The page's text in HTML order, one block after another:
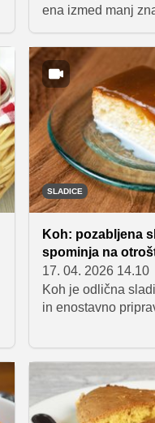
ena izmed manj
pit. Pripravljena je
sestavin, ki jih ima
gospodinjstev
okus pa navdušuje
nežnostjo in
kombinacije jajc,
smetane in
griza je odlična
zajtrk, malico ali
SLADICE
Koh: pozabljena
spominja na
17. 04. 2026 14.10
Koh je odlična
in enostavno
prijetno sladek
se je sladica
generacije.